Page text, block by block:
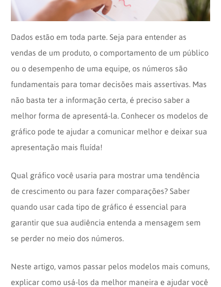
Dados estão em toda parte. Seja para entender as
vendas de um produto, o comportamento de um público
ou o desempenho de uma equipe, os números são
fundamentais para tomar decisões mais assertivas. Mas
não basta ter a informação certa, é preciso saber a
melhor forma de apresentá-la. Conhecer os modelos de
gráfico pode te ajudar a comunicar melhor e deixar sua
apresentação mais fluída!
Qual gráfico você usaria para mostrar uma tendência
de crescimento ou para fazer comparações? Saber
quando usar cada tipo de gráfico é essencial para
garantir que sua audiência entenda a mensagem sem
se perder no meio dos números.
Neste artigo, vamos passar pelos modelos mais comuns,
explicar como usá-los da melhor maneira e ajudar você
Pesquisa
de